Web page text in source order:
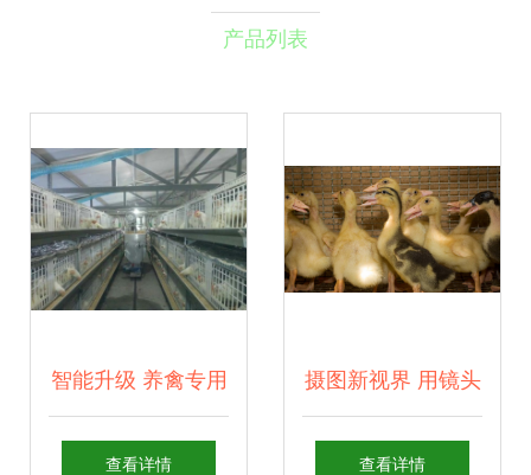
产品列表
智能升级 养禽专用
饲养笼设备引领鸡
查看详情
摄图新视界 用镜头
与画笔记录养殖场
查看详情